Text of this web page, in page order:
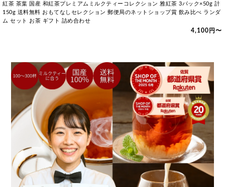
紅茶 茶葉 国産 和紅茶プレミアムミルクティーコレクション 雅紅茶 3パック×50g 計
150g 送料無料 おもてなしセレクション 郵便局のネットショップ賞 飲み比べ ランダ
ム セット お茶 ギフト 詰め合わせ
4,100円〜